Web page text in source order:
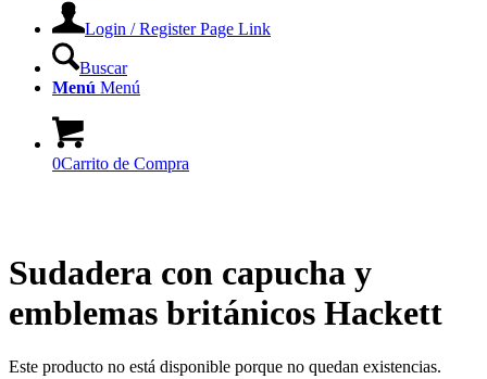
Login / Register Page Link
Buscar
Menú Menú
0Carrito de Compra
Sudadera con capucha y
emblemas británicos Hackett
Este producto no está disponible porque no quedan existencias.